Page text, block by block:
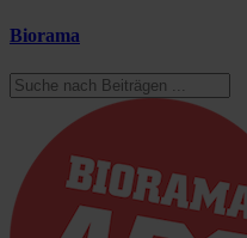
Biorama